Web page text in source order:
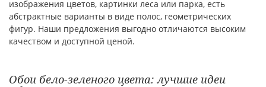
изображения цветов, картинки леса или парка, есть
абстрактные варианты в виде полос, геометрических
фигур. Наши предложения выгодно отличаются высоким
качеством и доступной ценой.
Обои бело-зеленого цвета: лучшие идеи